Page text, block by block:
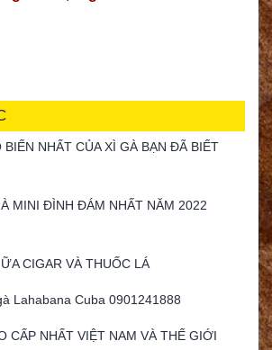
NHẤT CỦA XÌ GÀ BẠN ĐÃ BIẾT
MINI ĐÌNH ĐÁM NHẤT NĂM 2022
CIGAR VÀ THUỐC LÁ
Lahabana Cuba 0901241888
CẤP NHẤT VIỆT NAM VÀ THẾ GIỚI